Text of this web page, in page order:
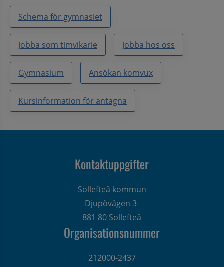
Schema för gymnasiet
Jobba som timvikarie Jobba hos oss
Gymnasium Ansökan komvux
Kursinformation för antagna
Kontaktuppgifter
Sollefteå kommun
Djupövägen 3
881 80 Sollefteå
Organisationsnummer
212000-2437